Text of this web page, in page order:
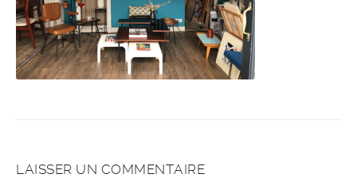
LAISSER UN COMMENTAIRE